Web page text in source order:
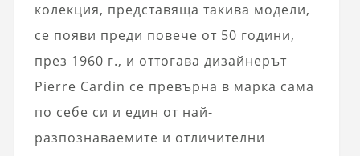
колекция, представяща такива модели,
се появи преди повече от 50 години,
през 1960 г., и оттогава дизайнерът
Pierre Cardin се превърна в марка сама
по себе си и един от най-
разпознаваемите и отличителни